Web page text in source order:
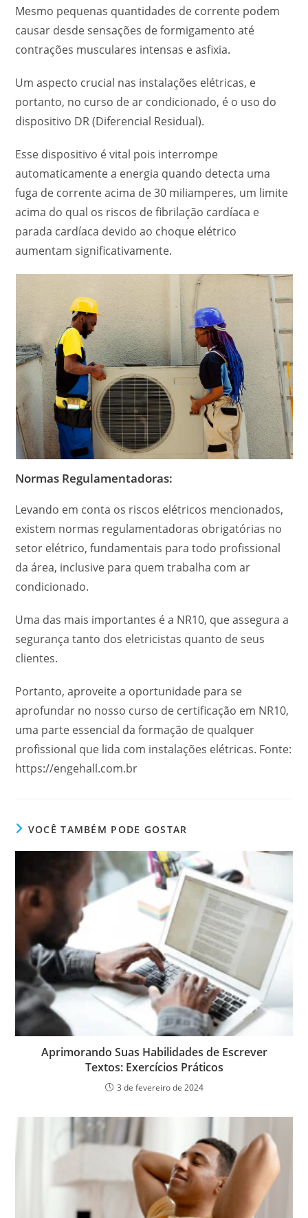
Mesmo pequenas quantidades de corrente podem
causar desde sensações de formigamento até
contrações musculares intensas e asfixia.
Um aspecto crucial nas instalações elétricas, e
portanto, no curso de ar condicionado, é o uso do
dispositivo DR (Diferencial Residual).
Esse dispositivo é vital pois interrompe
automaticamente a energia quando detecta uma
fuga de corrente acima de 30 miliamperes, um limite
acima do qual os riscos de fibrilação cardíaca e
parada cardíaca devido ao choque elétrico
aumentam significativamente.
Normas Regulamentadoras:
Levando em conta os riscos elétricos mencionados,
existem normas regulamentadoras obrigatórias no
setor elétrico, fundamentais para todo profissional
da área, inclusive para quem trabalha com ar
condicionado.
Uma das mais importantes é a NR10, que assegura a
segurança tanto dos eletricistas quanto de seus
clientes.
Portanto, aproveite a oportunidade para se
aprofundar no nosso curso de certificação em NR10,
uma parte essencial da formação de qualquer
profissional que lida com instalações elétricas. Fonte:
https://engehall.com.br
VOCÊ TAMBÉM PODE GOSTAR
Aprimorando Suas Habilidades de Escrever
Textos: Exercícios Práticos
3 de fevereiro de 2024